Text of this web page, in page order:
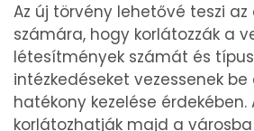
Az új törvény lehetővé teszi
számára, hogy korlátozzák a
létesítmények számát és
intézkedéseket vezessenek
hatékony kezelése érdekében.
korlátozhatják majd a